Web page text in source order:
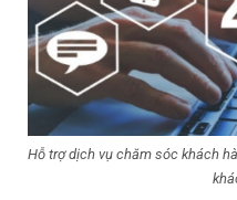
Hỗ trợ dịch vụ chăm sóc khách